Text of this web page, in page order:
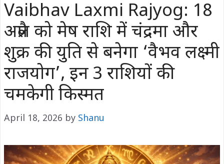
Vaibhav Laxmi Rajyog: 18
अप्रैल को मेष राशि में चंद्रमा और
शुक्र की युति से बनेगा ‘वैभव लक्ष्मी
राजयोग’, इन 3 राशियों की
चमकेगी किस्मत
April 18, 2026 by Shanu